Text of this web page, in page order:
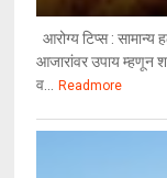
आरोग्य टिप्स :
आजारांवर उपाय म्हणून
व...
Readmore